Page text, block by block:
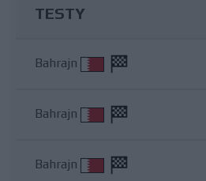
TESTY
Bahrajn
Bahrajn
Bahrajn